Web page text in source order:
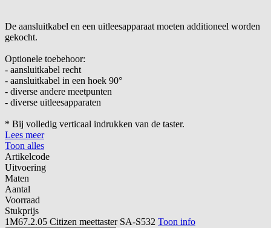
De aansluitkabel en een uitleesapparaat moeten additioneel worden
gekocht.
Optionele toebehoor:
- aansluitkabel recht
- aansluitkabel in een hoek 90°
- diverse andere meetpunten
- diverse uitleesapparaten
* Bij volledig verticaal indrukken van de taster.
Lees meer
Toon alles
Artikelcode
Uitvoering
Maten
Aantal
Voorraad
Stukprijs
1M67.2.05 Citizen meettaster SA-S532 Toon info